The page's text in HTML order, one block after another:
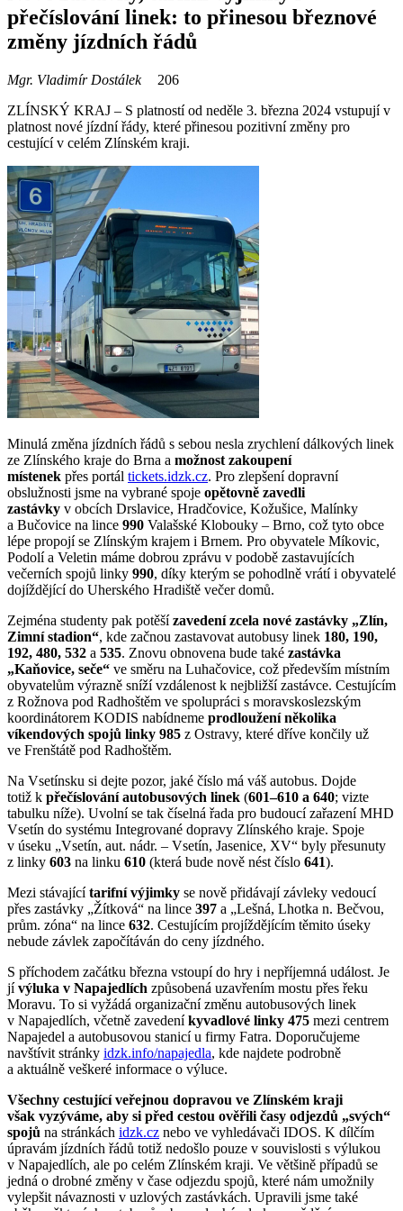
přečíslování linek: to přinesou březnové
změny jízdních řádů
Mgr. Vladimír Dostálek
206
ZLÍNSKÝ KRAJ – S platností od neděle 3. března 2024 vstupují v
platnost nové jízdní řády, které přinesou pozitivní změny pro
cestující v celém Zlínském kraji.
Minulá změna jízdních řádů s sebou nesla zrychlení dálkových linek
ze Zlínského kraje do Brna a možnost zakoupení
místenek přes portál tickets.idzk.cz. Pro zlepšení dopravní
obslužnosti jsme na vybrané spoje opětovně zavedli
zastávky v obcích Drslavice, Hradčovice, Kožušice, Malínky
a Bučovice na lince 990 Valašské Klobouky – Brno, což tyto obce
lépe propojí se Zlínským krajem i Brnem. Pro obyvatele Míkovic,
Podolí a Veletin máme dobrou zprávu v podobě zastavujících
večerních spojů linky 990, díky kterým se pohodlně vrátí i obyvatelé
dojíždějící do Uherského Hradiště večer domů.
Zejména studenty pak potěšízavedení zcela nové zastávky „Zlín,
Zimní stadion“, kde začnou zastavovat autobusy linek 180, 190,
192, 480, 532 a 535. Znovu obnovena bude také zastávka
„Kaňovice, seče“ ve směru na Luhačovice, což především místním
obyvatelům výrazně sníží vzdálenost k nejbližší zastávce. Cestujícím
z Rožnova pod Radhoštěm ve spolupráci s moravskoslezským
koordinátorem KODIS nabídneme prodloužení několika
víkendových spojů linky 985 z Ostravy, které dříve končily už
ve Frenštátě pod Radhoštěm.
Na Vsetínsku si dejte pozor, jaké číslo má váš autobus. Dojde
totiž k přečíslování autobusových linek (601–610 a 640; vizte
tabulku níže). Uvolní se tak číselná řada pro budoucí zařazení MHD
Vsetín do systému Integrované dopravy Zlínského kraje. Spoje
v úseku „Vsetín, aut. nádr. – Vsetín, Jasenice, XV“ byly přesunuty
z linky 603 na linku 610 (která bude nově nést číslo 641).
Mezi stávajícítarifní výjimky se nově přidávají závleky vedoucí
přes zastávky „Žítková“ na lince 397 a „Lešná, Lhotka n. Bečvou,
prům. zóna“ na lince 632. Cestujícím projíždějícím těmito úseky
nebude závlek započítáván do ceny jízdného.
S příchodem začátku března vstoupí do hry i nepříjemná událost. Je
jívýluka v Napajedlích způsobená uzavřením mostu přes řeku
Moravu. To si vyžádá organizační změnu autobusových linek
v Napajedlích, včetně zavedeníkyvadlové linky 475 mezi centrem
Napajedel a autobusovou stanicí u firmy Fatra. Doporučujeme
navštívit stránky idzk.info/napajedla, kde najdete podrobně
a aktuálně veškeré informace o výluce.
Všechny cestující veřejnou dopravou ve Zlínském kraji
však vyzýváme, aby si před cestou ověřili časy odjezdů „svých“
spojů na stránkách idzk.cz nebo ve vyhledávači IDOS. K dílčím
úpravám jízdních řádů totiž nedošlo pouze v souvislosti s výlukou
v Napajedlích, ale po celém Zlínském kraji. Ve většině případů se
jedná o drobné změny v čase odjezdu spojů, které nám umožnily
vylepšit návaznosti v uzlových zastávkách. Upravili jsme také